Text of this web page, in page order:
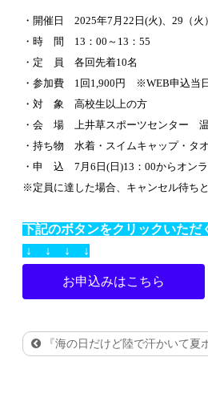
・開催日 2025年7月22日(火)、29（火
・時 間 13：00～13：55
・定 員 各回先着10名
・参加費 1回1,900円 ※WEB申込当
・対 象 高校生以上の方
・会 場 上井草スポーツセンター
・持ち物 水着・スイムキャップ・タ
・申 込 7 月6日(日)13：00からオン
※定員に達した場合、キャンセル待ち
下記のボタンをクリックいただ
↓ ↓ ↓ ↓
お申込みはこちら
『海の日だけど陸で汗かいて夏